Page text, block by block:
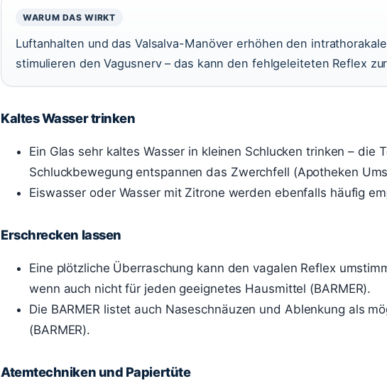
WARUM DAS WIRKT
Luftanhalten und das Valsalva-Manöver erhöhen den
stimulieren den Vagusnerv – das kann den fehlgeleiteten Reflex
Kaltes Wasser trinken
Ein Glas sehr kaltes Wasser in kleinen Schlucken trinken – die
Schluckbewegung entspannen das Zwerchfell (Apotheken
Eiswasser oder Wasser mit Zitrone werden ebenfalls häufig
Erschrecken lassen
Eine plötzliche Überraschung kann den vagalen Reflex
wenn auch nicht für jeden geeignetes Hausmittel (BARMER).
Die BARMER listet auch Naseschnäuzen und Ablenkung als
(BARMER).
Atemtechniken und Papiertüte